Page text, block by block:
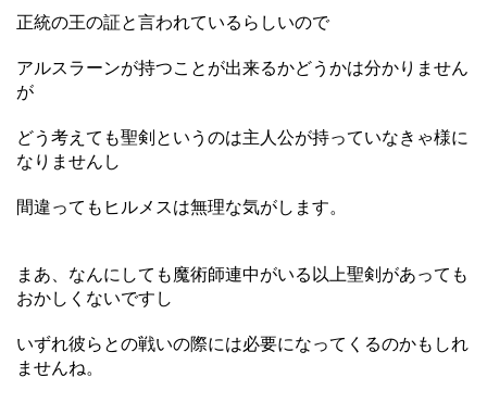
正統の王の証と言われているらしいので
アルスラーンが持つことが出来るかどうかは分かりません
が
どう考えても聖剣というのは主人公が持っていなきゃ様に
なりませんし
間違ってもヒルメスは無理な気がします。
まあ、なんにしても魔術師連中がいる以上聖剣があっても
おかしくないですし
いずれ彼らとの戦いの際には必要になってくるのかもしれ
ませんね。